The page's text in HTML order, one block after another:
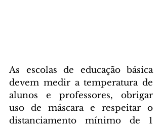
As escolas de educação básica
devem medir a temperatura de
alunos e professores, obrigar
uso de máscara e respeitar o
distanciamento mínimo de 1